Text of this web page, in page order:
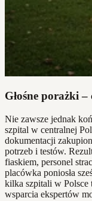
Głośne porażki
Nie zawsze jednak
szpital w centralnej
dokumentacji
potrzeb i testów.
fiaskiem, personel
placówka poniosła
kilka szpitali w Polsce
wsparcia ekspertów